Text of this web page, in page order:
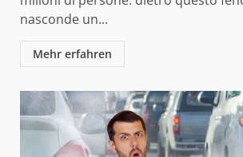
nasconde un...
Mehr erfahren